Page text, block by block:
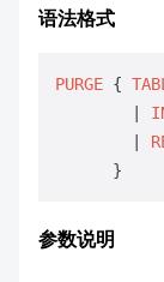
语法格式
PURGE {
参数说明